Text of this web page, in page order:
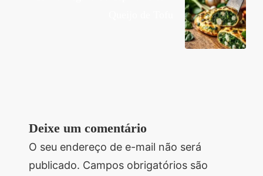
Deixe um comentário
O seu endereço de e-mail não será
publicado. Campos obrigatórios são